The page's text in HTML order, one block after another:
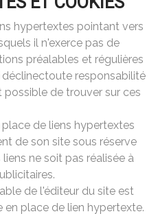
hypertextes pointant vers
il n'exerce pas de
préalables et régulières
déclinectoute responsabilité
de trouver sur ces
de liens hypertextes
de son site sous réserve
ne soit pas réalisée à
de l'éditeur du site est
place de lien hypertexte.